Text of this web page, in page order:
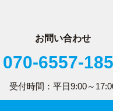
お問い合わせ
070-6557-
受付時間：平日9:00～